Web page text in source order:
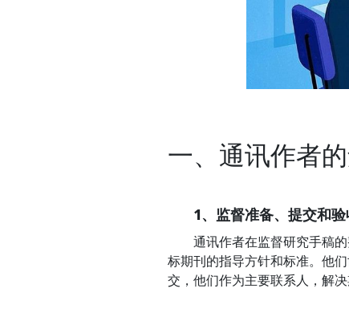
一、通讯作者
1、监督准备、提交和
通讯作者在监督研究手稿的
标期刊的指导方针和标准。他
交，他们作为主要联系人，解